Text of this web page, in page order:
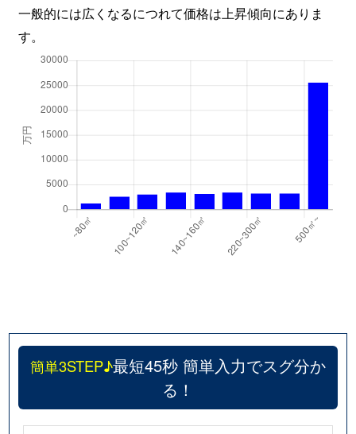
一般的には広くなるにつれて価格は上昇傾向にありま
す。
簡単3STEP♪最短45秒 簡単入力でスグ分か
る！